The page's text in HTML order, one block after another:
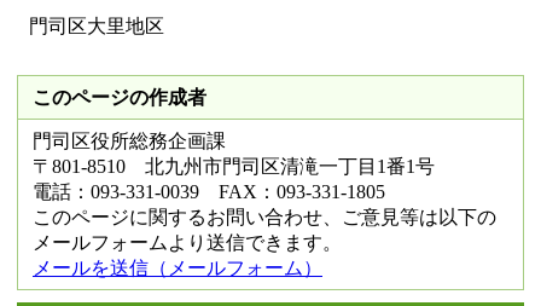
門司区大里地区
このページの作成者
門司区役所総務企画課
〒801-8510 北九州市門司区清滝一丁目1番1号
電話：093-331-0039 FAX：093-331-1805
このページに関するお問い合わせ、ご意見等は以下の
メールフォームより送信できます。
メールを送信（メールフォーム）